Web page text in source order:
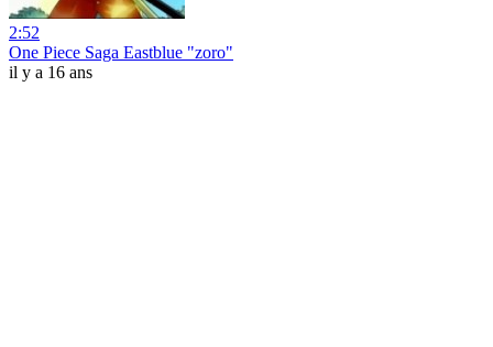
2:52
One Piece Saga Eastblue "zoro"
il y a 16 ans